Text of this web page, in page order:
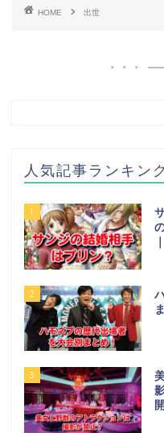
HOME 出世
人気記事ランキン
1
2
3